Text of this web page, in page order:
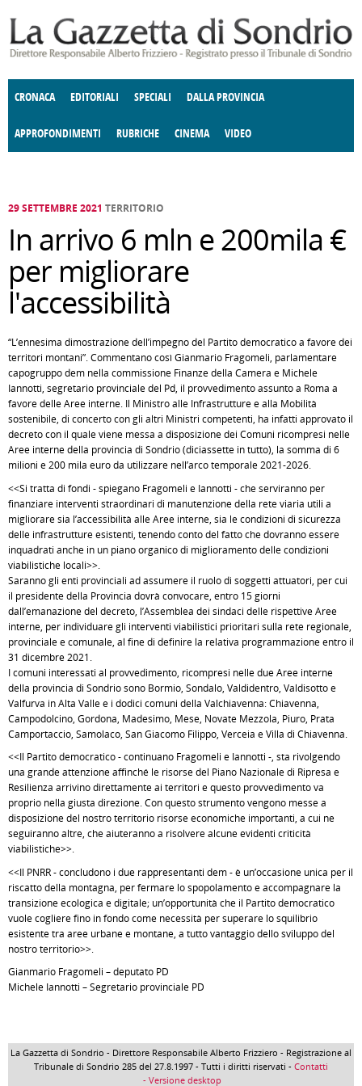
CRONACA EDITORIALI SPECIALI DALLA PROVINCIA
APPROFONDIMENTI
E SPETTACOLI POLITICA
RUBRICHE
DELLE IDEE FATTI DELLO SPIRITO
CINEMA VIDEO
29 SETTEMBRE 2021 TERRITORIO
In arrivo 6 mln e 200mila €
per migliorare
l'accessibilità
“L’ennesima dimostrazione dell’impegno del Partito democratico a favore dei
territori montani”. Commentano così Gianmario Fragomeli, parlamentare
capogruppo dem nella commissione Finanze della Camera e Michele
Iannotti, segretario provinciale del Pd, il provvedimento assunto a Roma a
favore delle Aree interne. Il Ministro alle Infrastrutture e alla Mobilità
sostenibile, di concerto con gli altri Ministri competenti, ha infatti approvato il
decreto con il quale viene messa a disposizione dei Comuni ricompresi nelle
Aree interne della provincia di Sondrio (diciassette in tutto), la somma di 6
milioni e 200 mila euro da utilizzare nell’arco temporale 2021-2026.
<<Si tratta di fondi - spiegano Fragomeli e Iannotti - che serviranno per
finanziare interventi straordinari di manutenzione della rete viaria utili a
migliorare sia l’accessibilità alle Aree interne, sia le condizioni di sicurezza
delle infrastrutture esistenti, tenendo conto del fatto che dovranno essere
inquadrati anche in un piano organico di miglioramento delle condizioni
viabilistiche locali>>.
Saranno gli enti provinciali ad assumere il ruolo di soggetti attuatori, per cui
il presidente della Provincia dovrà convocare, entro 15 giorni
dall’emanazione del decreto, l’Assemblea dei sindaci delle rispettive Aree
interne, per individuare gli interventi viabilistici prioritari sulla rete regionale,
provinciale e comunale, al fine di definire la relativa programmazione entro il
31 dicembre 2021.
I comuni interessati al provvedimento, ricompresi nelle due Aree interne
della provincia di Sondrio sono Bormio, Sondalo, Valdidentro, Valdisotto e
Valfurva in Alta Valle e i dodici comuni della Valchiavenna: Chiavenna,
Campodolcino, Gordona, Madesimo, Mese, Novate Mezzola, Piuro, Prata
Camportaccio, Samolaco, San Giacomo Filippo, Verceia e Villa di Chiavenna.
<<Il Partito democratico - continuano Fragomeli e Iannotti -, sta rivolgendo
una grande attenzione affinché le risorse del Piano Nazionale di Ripresa e
Resilienza arrivino direttamente ai territori e questo provvedimento va
proprio nella giusta direzione. Con questo strumento vengono messe a
disposizione del nostro territorio risorse economiche importanti, a cui ne
seguiranno altre, che aiuteranno a risolvere alcune evidenti criticità
viabilistiche>>.
<<Il PNRR - concludono i due rappresentanti dem - è un’occasione unica per il
riscatto della montagna, per fermare lo spopolamento e accompagnare la
transizione ecologica e digitale; un’opportunità che il Partito democratico
vuole cogliere fino in fondo come necessità per superare lo squilibrio
esistente tra aree urbane e montane, a tutto vantaggio dello sviluppo del
nostro territorio>>.
Gianmario Fragomeli – deputato PD
Michele Iannotti – Segretario provinciale PD
La Gazzetta di Sondrio - Direttore Responsabile Alberto Frizziero - Registrazione al
Tribunale di Sondrio 285 del 27.8.1997 - Tutti i diritti riservati - Contatti
- Versione desktop